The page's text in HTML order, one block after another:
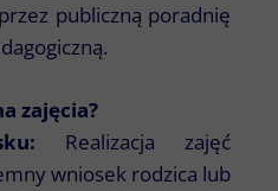
publiczną poradnię
zajęcia?
Realizacja zajęć
wniosek rodzica lub